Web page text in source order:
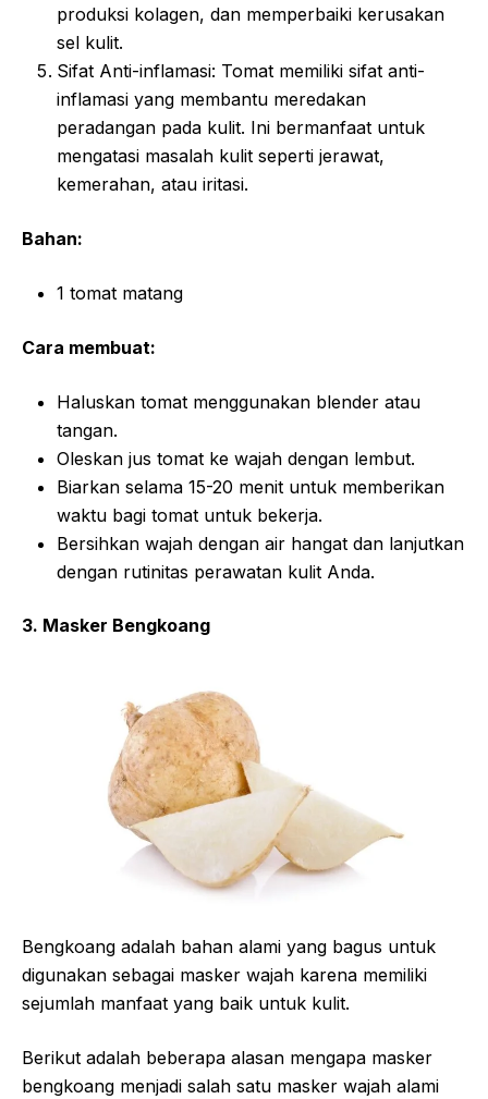
produksi kolagen, dan memperbaiki kerusakan
sel kulit.
Sifat Anti-inflamasi: Tomat memiliki sifat anti-
inflamasi yang membantu meredakan
peradangan pada kulit. Ini bermanfaat untuk
mengatasi masalah kulit seperti jerawat,
kemerahan, atau iritasi.
Bahan:
1 tomat matang
Cara membuat:
Haluskan tomat menggunakan blender atau
tangan.
Oleskan jus tomat ke wajah dengan lembut.
Biarkan selama 15-20 menit untuk memberikan
waktu bagi tomat untuk bekerja.
Bersihkan wajah dengan air hangat dan lanjutkan
dengan rutinitas perawatan kulit Anda.
3. Masker Bengkoang
Bengkoang adalah bahan alami yang bagus untuk
digunakan sebagai masker wajah karena memiliki
sejumlah manfaat yang baik untuk kulit.
Berikut adalah beberapa alasan mengapa masker
bengkoang menjadi salah satu masker wajah alami